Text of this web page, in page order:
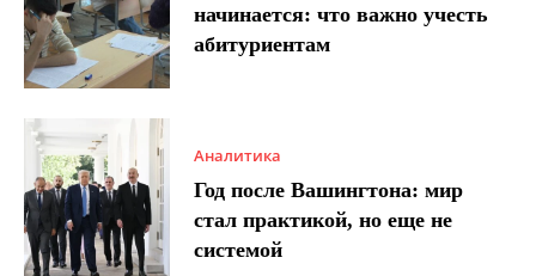
начинается: что важно учесть
абитуриентам
Аналитика
Год после Вашингтона: мир
стал практикой, но еще не
системой